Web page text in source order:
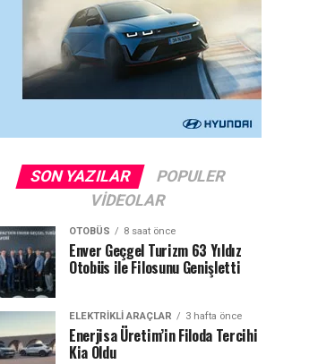
SON YAZILAR
POPULER
VIDEOLAR
OTOBÜS 8 saat önce
Enver Geçgel Turizm 63 Yıldız
Otobüs ile Filosunu Genişletti
ELEKTRIKLI ARAÇLAR 3 hafta önce
Enerjisa Üretim’in Filoda Tercihi
Kia Oldu